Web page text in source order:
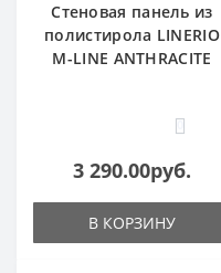
Стеновая панель из
полистирола LINERIO
M-LINE ANTHRACITE
0
3 290.00руб.
В КОРЗИНУ